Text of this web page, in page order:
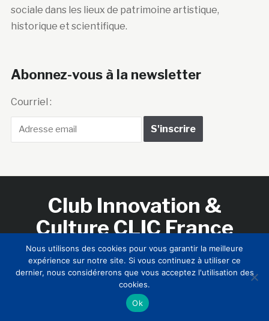
sociale dans les lieux de patrimoine artistique,
historique et scientifique.
Abonnez-vous à la newsletter
Courriel :
Club Innovation &
Culture CLIC France
Accueil BIENVENUE ! LE CLUB MEMBRES
RNCI
CONTACTS
Nous utilisons des cookies pour vous garantir la meilleure
expérience sur notre site. Si vous continuez à utiliser ce
dernier, nous considérerons que vous acceptez l'utilisation des
cookies.
Ok